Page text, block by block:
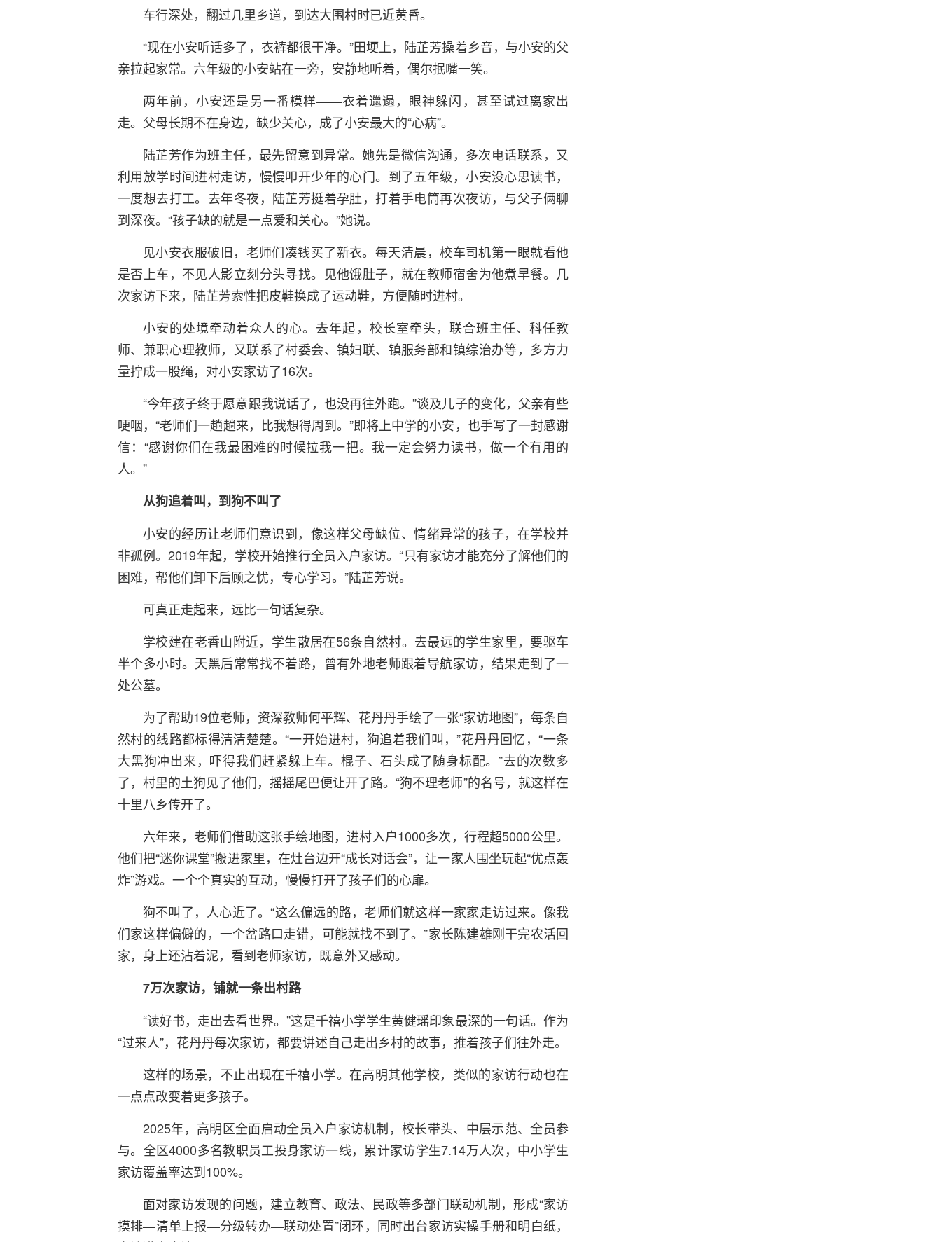
车行深处，翻过几里乡道，到达大围村时已近黄昏。
“现在小安听话多了，衣裤都很干净。”田埂上，陆芷芳操着乡音，与小安的父
亲拉起家常。六年级的小安站在一旁，安静地听着，偶尔抿嘴一笑。
两年前，小安还是另一番模样——衣着邋遢，眼神躲闪，甚至试过离家出
走。父母长期不在身边，缺少关心，成了小安最大的“心病”。
陆芷芳作为班主任，最先留意到异常。她先是微信沟通，多次电话联系，又
利用放学时间进村走访，慢慢叩开少年的心门。到了五年级，小安没心思读书，
一度想去打工。去年冬夜，陆芷芳挺着孕肚，打着手电筒再次夜访，与父子俩聊
到深夜。“孩子缺的就是一点爱和关心。”她说。
见小安衣服破旧，老师们凑钱买了新衣。每天清晨，校车司机第一眼就看他
是否上车，不见人影立刻分头寻找。见他饿肚子，就在教师宿舍为他煮早餐。几
次家访下来，陆芷芳索性把皮鞋换成了运动鞋，方便随时进村。
小安的处境牵动着众人的心。去年起，校长室牵头，联合班主任、科任教
师、兼职心理教师，又联系了村委会、镇妇联、镇服务部和镇综治办等，多方力
量拧成一股绳，对小安家访了16次。
“今年孩子终于愿意跟我说话了，也没再往外跑。”谈及儿子的变化，父亲有些
哽咽，“老师们一趟趟来，比我想得周到。”即将上中学的小安，也手写了一封感谢
信：“感谢你们在我最困难的时候拉我一把。我一定会努力读书，做一个有用的
人。”
从狗追着叫，到狗不叫了
小安的经历让老师们意识到，像这样父母缺位、情绪异常的孩子，在学校并
非孤例。2019年起，学校开始推行全员入户家访。“只有家访才能充分了解他们的
困难，帮他们卸下后顾之忧，专心学习。”陆芷芳说。
可真正走起来，远比一句话复杂。
学校建在老香山附近，学生散居在56条自然村。去最远的学生家里，要驱车
半个多小时。天黑后常常找不着路，曾有外地老师跟着导航家访，结果走到了一
处公墓。
为了帮助19位老师，资深教师何平辉、花丹丹手绘了一张“家访地图”，每条自
然村的线路都标得清清楚楚。“一开始进村，狗追着我们叫，”花丹丹回忆，“一条
大黑狗冲出来，吓得我们赶紧躲上车。棍子、石头成了随身标配。”去的次数多
了，村里的土狗见了他们，摇摇尾巴便让开了路。“狗不理老师”的名号，就这样在
十里八乡传开了。
六年来，老师们借助这张手绘地图，进村入户1000多次，行程超5000公里。
他们把“迷你课堂”搬进家里，在灶台边开“成长对话会”，让一家人围坐玩起“优点轰
炸”游戏。一个个真实的互动，慢慢打开了孩子们的心扉。
狗不叫了，人心近了。“这么偏远的路，老师们就这样一家家走访过来。像我
们家这样偏僻的，一个岔路口走错，可能就找不到了。”家长陈建雄刚干完农活回
家，身上还沾着泥，看到老师家访，既意外又感动。
7万次家访，铺就一条出村路
“读好书，走出去看世界。”这是千禧小学学生黄健瑶印象最深的一句话。作为
“过来人”，花丹丹每次家访，都要讲述自己走出乡村的故事，推着孩子们往外走。
这样的场景，不止出现在千禧小学。在高明其他学校，类似的家访行动也在
一点点改变着更多孩子。
2025年，高明区全面启动全员入户家访机制，校长带头、中层示范、全员参
与。全区4000多名教职员工投身家访一线，累计家访学生7.14万人次，中小学生
家访覆盖率达到100%。
面对家访发现的问题，建立教育、政法、民政等多部门联动机制，形成“家访
摸排—清单上报—分级转办—联动处置”闭环，同时出台家访实操手册和明白纸，